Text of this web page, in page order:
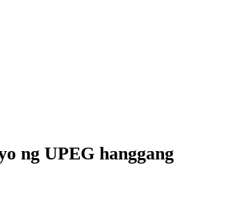
ng UPEG hanggang